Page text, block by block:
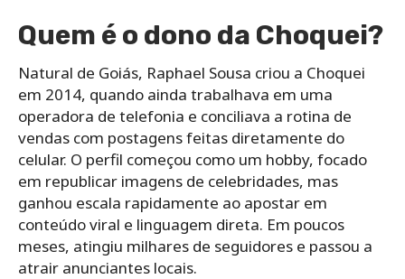
Quem é o dono da Choquei?
Natural de Goiás, Raphael Sousa criou a Choquei
em 2014, quando ainda trabalhava em uma
operadora de telefonia e conciliava a rotina de
vendas com postagens feitas diretamente do
celular. O perfil começou como um hobby, focado
em republicar imagens de celebridades, mas
ganhou escala rapidamente ao apostar em
conteúdo viral e linguagem direta. Em poucos
meses, atingiu milhares de seguidores e passou a
atrair anunciantes locais.